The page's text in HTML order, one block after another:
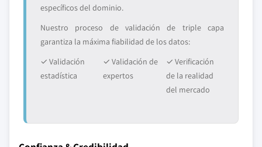
específicos del dominio.
Nuestro proceso de validación de triple capa
garantiza la máxima fiabilidad de los datos:
✓ Validación
estadística
✓ Validación de
expertos
✓ Verificación
de la realidad
del mercado